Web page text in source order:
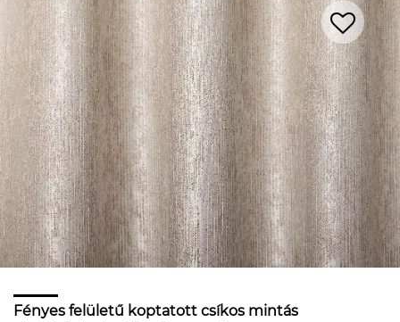
Fényes felületű koptatott csíkos mintás